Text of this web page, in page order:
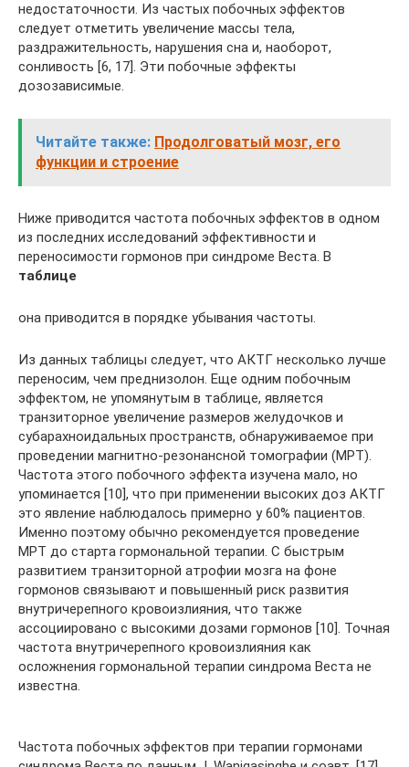
недостаточности. Из частых побочных эффектов
следует отметить увеличение массы тела,
раздражительность, нарушения сна и, наоборот,
сонливость [6, 17]. Эти побочные эффекты
дозозависимые.
Читайте также: Продолговатый мозг, его
функции и строение
Ниже приводится частота побочных эффектов в одном
из последних исследований эффективности и
переносимости гормонов при синдроме Веста. В
таблице
она приводится в порядке убывания частоты.
Из данных таблицы следует, что АКТГ несколько лучше
переносим, чем преднизолон. Еще одним побочным
эффектом, не упомянутым в таблице, является
транзиторное увеличение размеров желудочков и
субарахноидальных пространств, обнаруживаемое при
проведении магнитно-резонансной томографии (МРТ).
Частота этого побочного эффекта изучена мало, но
упоминается [10], что при применении высоких доз АКТГ
это явление наблюдалось примерно у 60% пациентов.
Именно поэтому обычно рекомендуется проведение
МРТ до старта гормональной терапии. С быстрым
развитием транзиторной атрофии мозга на фоне
гормонов связывают и повышенный риск развития
внутричерепного кровоизлияния, что также
ассоциировано с высокими дозами гормонов [10]. Точная
частота внутричерепного кровоизлияния как
осложнения гормональной терапии синдрома Веста не
известна.
Частота побочных эффектов при терапии гормонами